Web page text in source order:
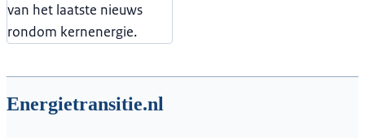
van het laatste nieuws
rondom kernenergie.
Energietransitie.nl